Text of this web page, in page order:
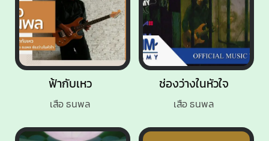
ช่องว่างในหัวใจ
เสือ ธนพล
ฟ้ากับเหว
เสือ ธนพล